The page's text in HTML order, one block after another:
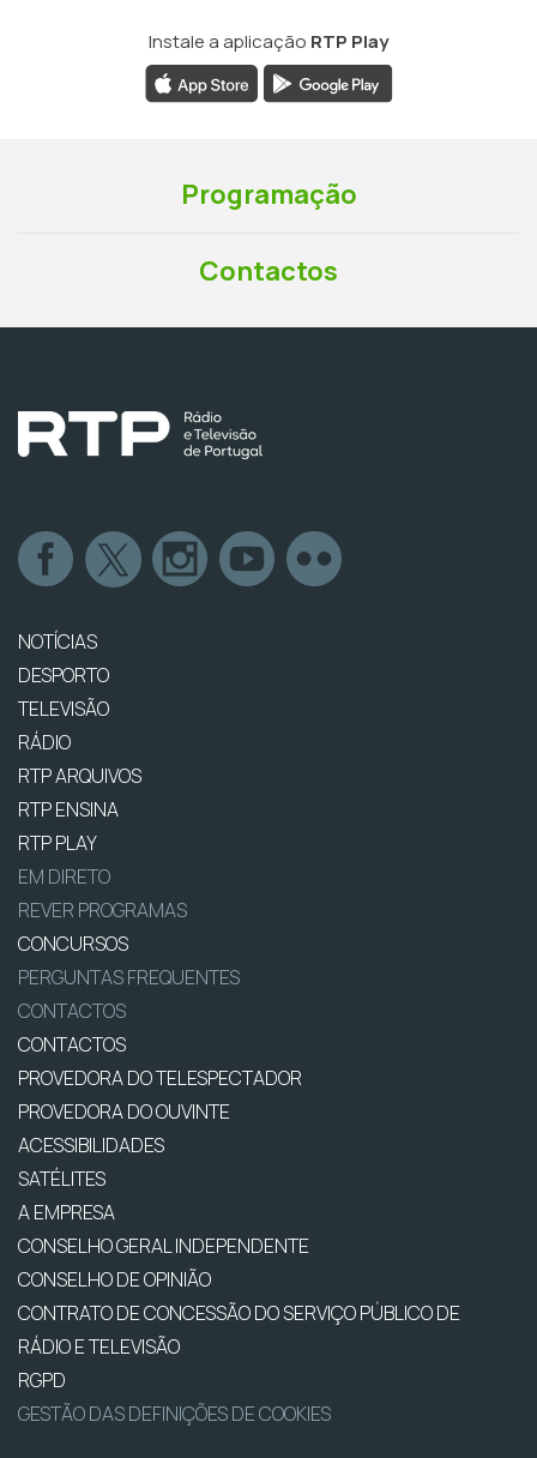
Instale a aplicação RTP Play
Programação
Contactos
NOTÍCIAS
DESPORTO
TELEVISÃO
RÁDIO
RTP ARQUIVOS
RTP ENSINA
RTP PLAY
EM DIRETO
REVER PROGRAMAS
CONCURSOS
PERGUNTAS FREQUENTES
CONTACTOS
CONTACTOS
PROVEDORA DO TELESPECTADOR
PROVEDORA DO OUVINTE
ACESSIBILIDADES
SATÉLITES
A EMPRESA
CONSELHO GERAL INDEPENDENTE
CONSELHO DE OPINIÃO
CONTRATO DE CONCESSÃO DO SERVIÇO PÚBLICO DE
RÁDIO E TELEVISÃO
RGPD
GESTÃO DAS DEFINIÇÕES DE COOKIES